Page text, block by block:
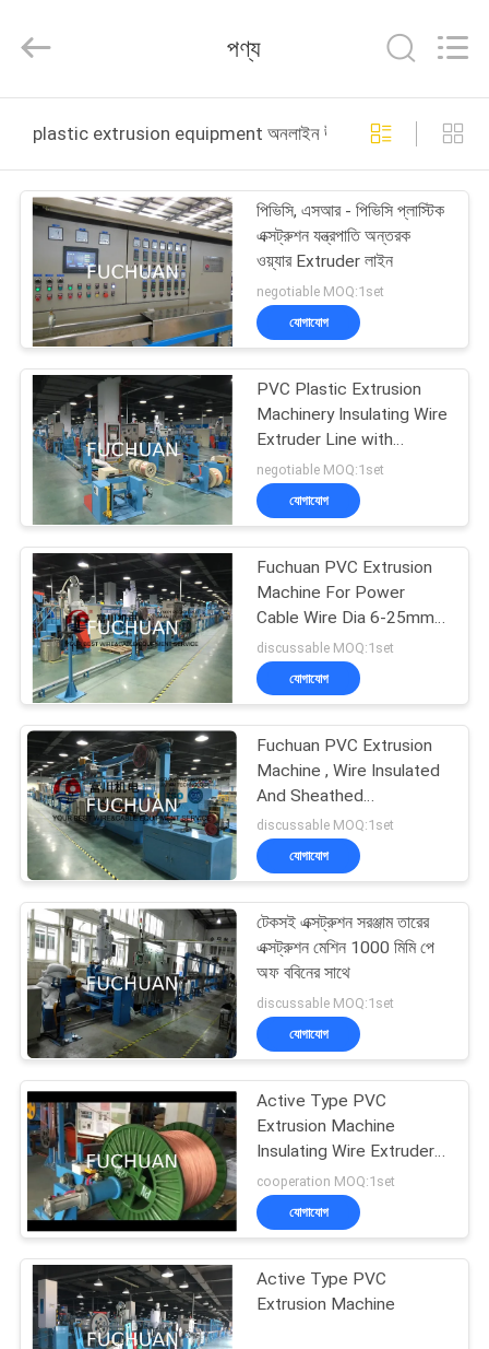
পণ্য
ভিডিও
ভিআর
শো
আমাদের
সম্পর্কে
কারখানা
পরিদর্শন
গুণমান
নিয়ন্ত্রণ
আমাদের
সাথে
যোগাযোগ
খবর
মামলা
সাইট
ম্যাপ
PRIVACY
POLICY
and
Mechanical
Rights
পণ্য
plastic extrusion equipment অনলাইন উত্পাদন
পিভিসি, এসআর - পিভিসি প্লাস্টিক
এক্সট্রুশন যন্ত্রপাতি অন্তরক
ওয়্যার Extruder লাইন
negotiable MOQ:1set
যোগাযোগ
PVC Plastic Extrusion
Machinery Insulating Wire
Extruder Line with
Remote Monitor
negotiable MOQ:1set
যোগাযোগ
Fuchuan PVC Extrusion
Machine For Power
Cable Wire Dia 6-25mm
With Screw 90mm
discussable MOQ:1set
যোগাযোগ
Fuchuan PVC Extrusion
Machine , Wire Insulated
And Sheathed
Production Line
discussable MOQ:1set
যোগাযোগ
টেকসই এক্সট্রুশন সরঞ্জাম তারের
এক্সট্রুশন মেশিন 1000 মিমি পে
অফ ববিনের সাথে
discussable MOQ:1set
যোগাযোগ
Active Type PVC
Extrusion Machine
Insulating Wire Extruder
Line
cooperation MOQ:1set
যোগাযোগ
Active Type PVC
Extrusion Machine